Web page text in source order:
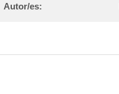
Autor/es: